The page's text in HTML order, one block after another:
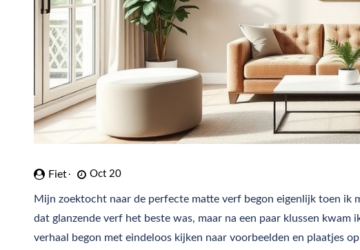
Fiet Oct 20
Mijn zoektocht naar de perfecte matte verf begon eigenlijk toen ik
dat glanzende verf het beste was, maar na een paar klussen
verhaal begon met eindeloos kijken naar voorbeelden en plaatjes